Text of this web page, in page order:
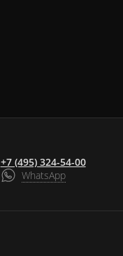
+7 (495) 324-54-00
WhatsApp